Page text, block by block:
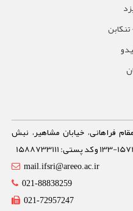
فراهانی، خیابان مشاهیر، نبش
mail.ifsri@areeo.ac.ir
021-88838259
021-72957247